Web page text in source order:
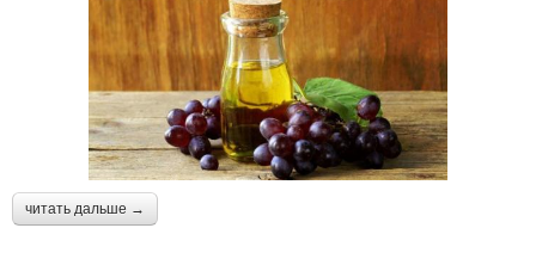
читать дальше →